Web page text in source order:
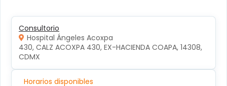
Consultorio
Hospital Ángeles Acoxpa
430, CALZ ACOXPA 430, EX-HACIENDA COAPA, 14308,
CDMX
Horarios disponibles